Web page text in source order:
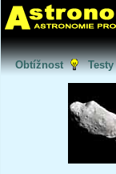
Obtížnost Testy